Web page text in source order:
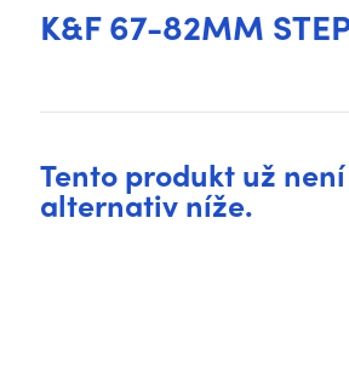
K&F 67-82MM
Tento produkt už
alternativ níže.